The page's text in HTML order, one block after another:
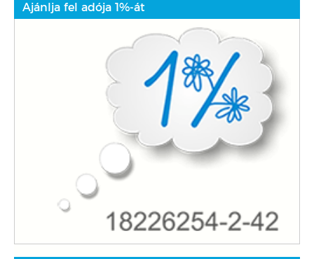
Ajánlja fel adója 1%-át